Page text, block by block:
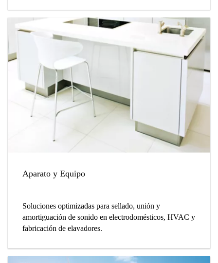
Aparato y Equipo
Soluciones optimizadas para sellado, unión y
amortiguación de sonido en electrodomésticos, HVAC y
fabricación de elavadores.